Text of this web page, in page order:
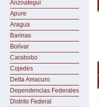
Anzoategui
Apure
Aragua
Barinas
Bolívar
Carabobo
Cojedes
Delta Amacuro
Dependencias Federales
Distrito Federal